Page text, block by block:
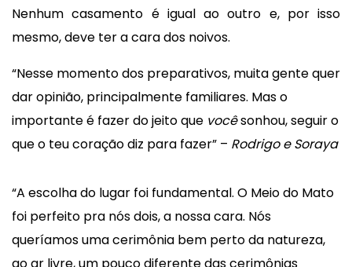
Nenhum casamento é igual ao outro e, por isso
mesmo, deve ter a cara dos noivos.
“Nesse momento dos preparativos, muita gente quer
dar opinião, principalmente familiares. Mas o
importante é fazer do jeito que vocêsonhou, seguir o
que o teu coração diz para fazer” – Rodrigo e Soraya
“A escolha do lugar foi fundamental. O Meio do Mato
foi perfeito pra nós dois, a nossa cara. Nós
queríamos uma cerimônia bem perto da natureza,